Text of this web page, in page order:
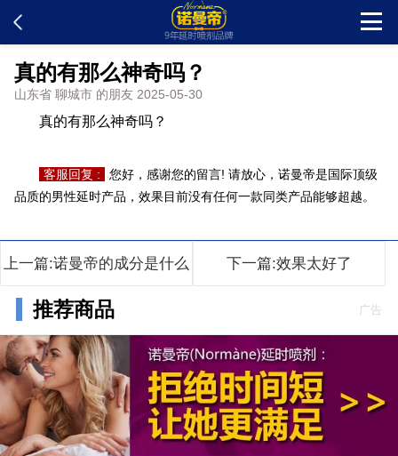
客户留言
问题解答
在线订购
配送方式
真的有那么神奇吗？
山东省 聊城市 的朋友 2025-05-30
真的有那么神奇吗？
客服回复 :
您好，感谢您的留言! 请放心，诺曼帝是国际顶级
品质的男性延时产品，效果目前没有任何一款同类产品能够超越。
上一篇:诺曼帝的成分是什么 下一篇:效果太好了
推荐商品 广告